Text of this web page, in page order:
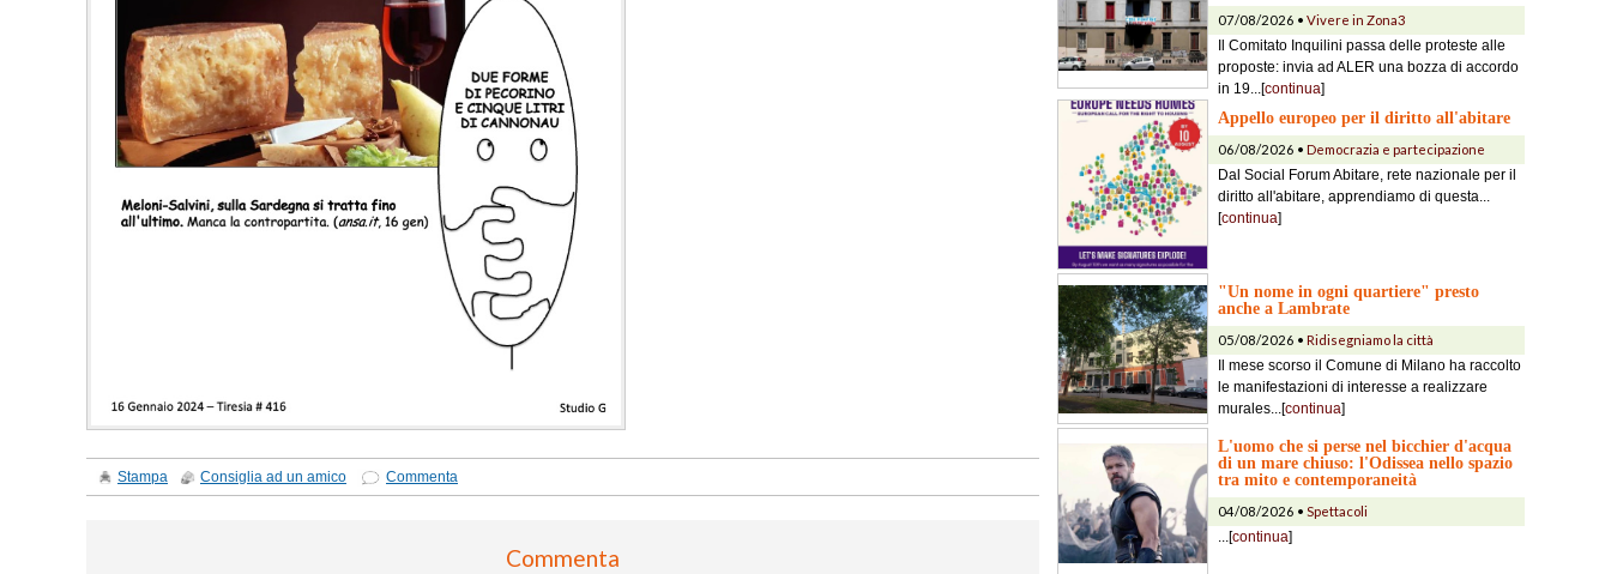
Stampa Consiglia ad un amico Commenta
Commenta
07/08/2026 • Vivere in Zona3
Il Comitato Inquilini passa delle proteste alle
proposte: invia ad ALER una bozza di accordo
in 19...[continua]
Appello europeo per il diritto all'abitare
06/08/2026 • Democrazia e partecipazione
Dal Social Forum Abitare, rete nazionale per il
diritto all'abitare, apprendiamo di questa...
[continua]
"Un nome in ogni quartiere" presto
anche a Lambrate
05/08/2026 • Ridisegniamo la città
Il mese scorso il Comune di Milano ha raccolto
le manifestazioni di interesse a realizzare
murales...[continua]
L'uomo che si perse nel bicchier d'acqua
di un mare chiuso: l'Odissea nello spazio
tra mito e contemporaneità
04/08/2026 • Spettacoli
...[continua]